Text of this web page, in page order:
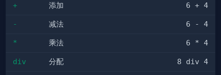
+ 添加 6 + 4
- 减法 6 - 4
* 乘法 6 * 4
div 分配 8 div 4